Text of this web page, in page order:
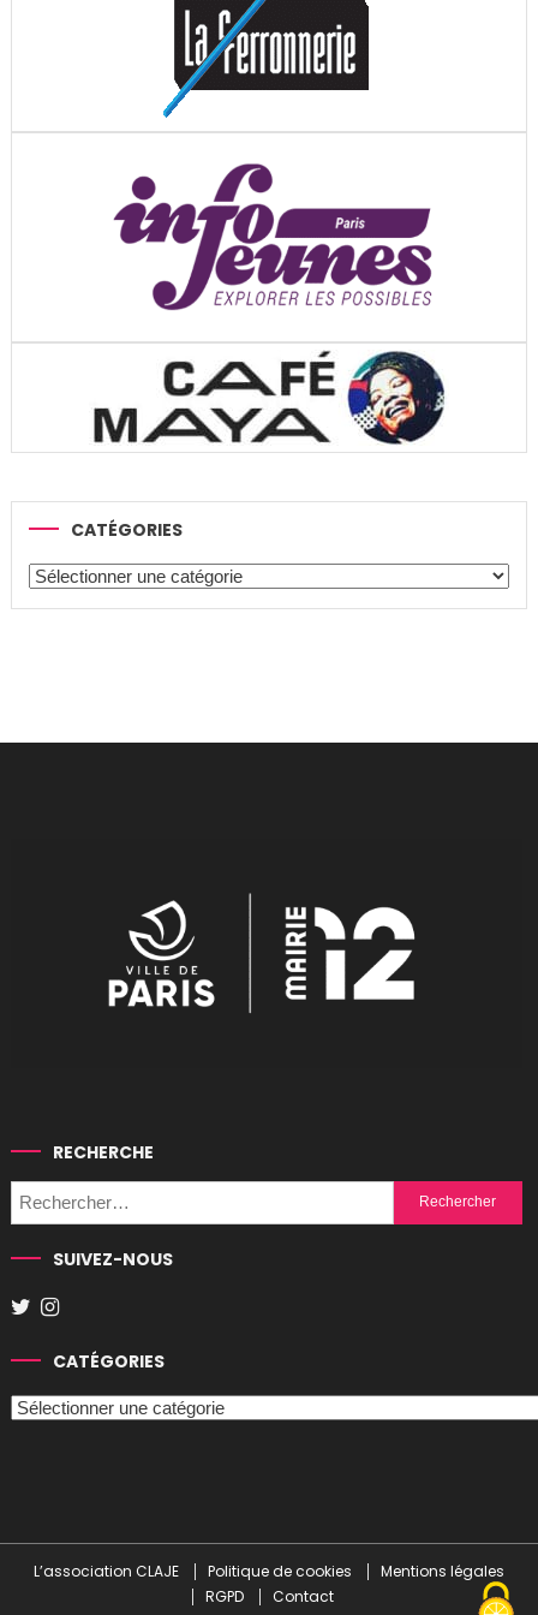
CATÉGORIES
Catégories
RECHERCHE
Rechercher :
SUIVEZ-NOUS
CATÉGORIES
Catégories
L’association CLAJE Politique de cookies
Mentions légales
RGPD
Contact